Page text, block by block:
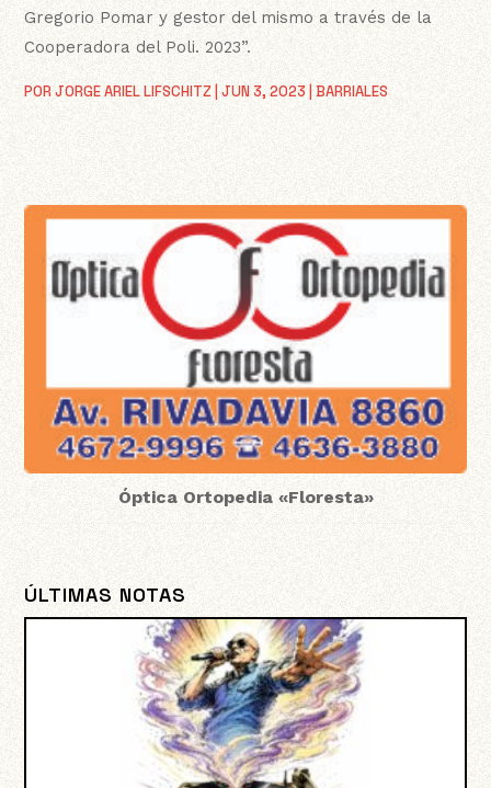
PORJORGE ARIEL LIFSCHITZ |JUN 3, 2023 |BARRIALES
Gregorio Pomar y gestor del mismo a través de la
Cooperadora del Poli. 2023”.
Óptica Ortopedia «Floresta»
ÚLTIMAS NOTAS